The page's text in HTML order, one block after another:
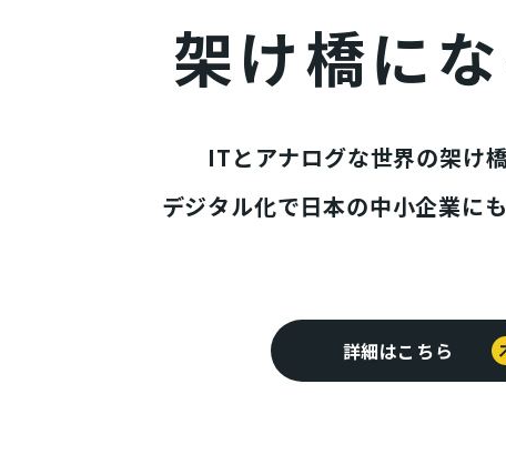
架け橋にな
ITとアナログな世界の架け橋
デジタル化で日本の中小企業に
詳細はこちら